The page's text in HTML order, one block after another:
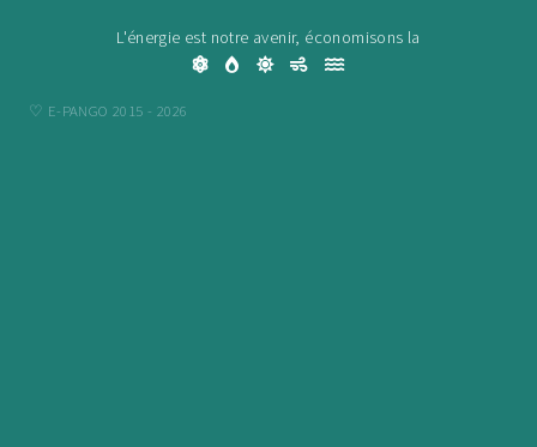
L'énergie est notre avenir, économisons la
♡ E-PANGO 2015 - 2026